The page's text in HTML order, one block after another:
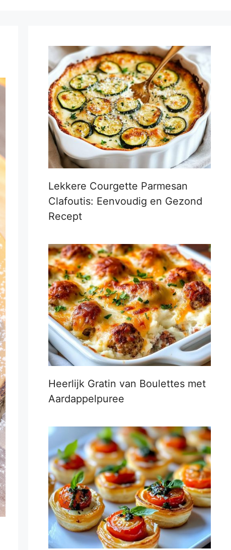
Lekkere Courgette Parmesan
Clafoutis: Eenvoudig en Gezond
Recept
Heerlijk Gratin van Boulettes met
Aardappelpuree